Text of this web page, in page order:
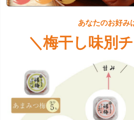
あなたのお好み
＼梅干し味別